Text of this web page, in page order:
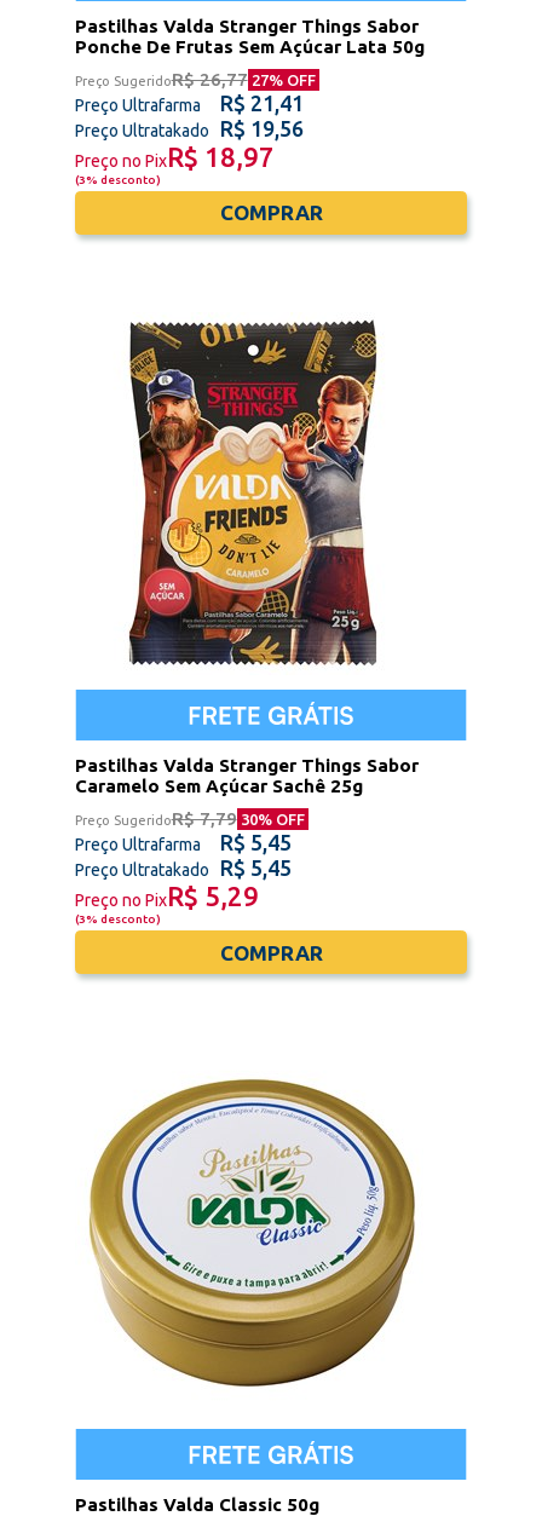
Pastilhas Valda Stranger Things Sabor
Ponche De Frutas Sem Açúcar Lata 50g
Preço SugeridoR$ 26,77 27% OFF
Preço Ultrafarma R$ 21,41
Preço Ultratakado R$ 19,56
Preço no PixR$ 18,97
(3% desconto)
COMPRAR
Pastilhas Valda Stranger Things Sabor
Caramelo Sem Açúcar Sachê 25g
Preço SugeridoR$ 7,79 30% OFF
Preço Ultrafarma R$ 5,45
Preço Ultratakado R$ 5,45
Preço no PixR$ 5,29
(3% desconto)
COMPRAR
Pastilhas Valda Classic 50g